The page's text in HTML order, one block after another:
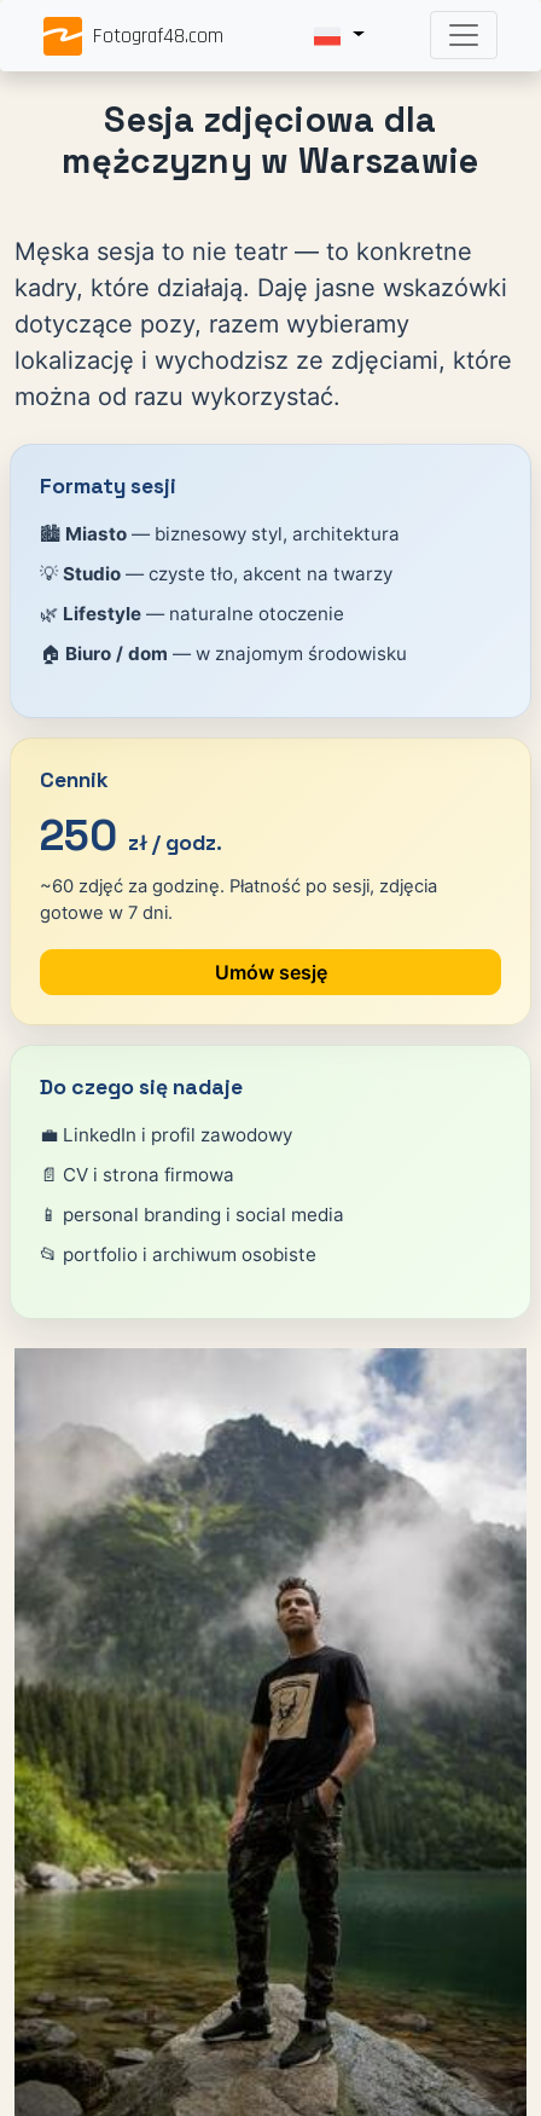
Fotograf48.com
Sesja zdjęciowa dla
mężczyzny w Warszawie
Męska sesja to nie teatr — to konkretne
kadry, które działają. Daję jasne wskazówki
dotyczące pozy, razem wybieramy
lokalizację i wychodzisz ze zdjęciami, które
można od razu wykorzystać.
Formaty sesji
🏙️ Miasto — biznesowy styl, architektura
💡 Studio — czyste tło, akcent na twarzy
🌿 Lifestyle — naturalne otoczenie
🏠 Biuro / dom — w znajomym środowisku
Cennik
250 zł / godz.
~60 zdjęć za godzinę. Płatność po sesji, zdjęcia
gotowe w 7 dni.
Umów sesję
Do czego się nadaje
💼 LinkedIn i profil zawodowy
📄 CV i strona firmowa
📱 personal branding i social media
📂 portfolio i archiwum osobiste